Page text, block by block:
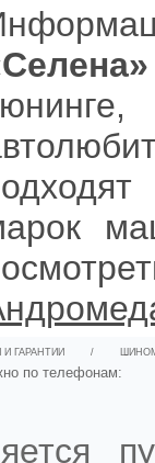
И ГАРАНТИИ /
по телефонам: